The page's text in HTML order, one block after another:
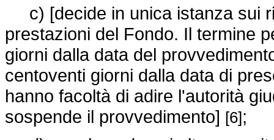
c) [decide in unica istanza sui
prestazioni del Fondo. Il termine
giorni dalla data del
centoventi giorni dalla data di
hanno facoltà di adire l'autorità
sospende il provvedimento] [6];